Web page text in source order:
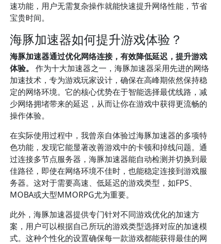
速功能，用户无需复杂操作就能快速提升网络性能，节省
宝贵时间。
海豚加速器如何提升游戏体验？
海豚加速器通过优化网络连接，有效降低延迟，提升游戏
体验。
作为十大加速器之一，海豚加速器采用先进的网络
加速技术，专为游戏玩家设计，确保在高峰期依然保持稳
定的网络环境。它的核心优势在于智能选择最优线路，减
少网络拥堵带来的延迟，从而让你在游戏中获得更流畅的
操作体验。
在实际使用过程中，我曾亲自体验过海豚加速器的多项特
色功能，发现它能显著改善游戏中的卡顿和掉线问题。通
过连接多节点服务器，海豚加速器能自动检测并切换到最
佳路径，即使在网络环境不佳时，也能稳定连接到游戏服
务器。这对于需要高速、低延迟的游戏类型，如FPS、
MOBA或大型MMORPG尤为重要。
此外，海豚加速器提供专门针对不同游戏优化的加速方
案，用户可以根据自己所玩的游戏类型选择对应的加速模
式。这种个性化的设置确保每一款游戏都能获得最佳的网